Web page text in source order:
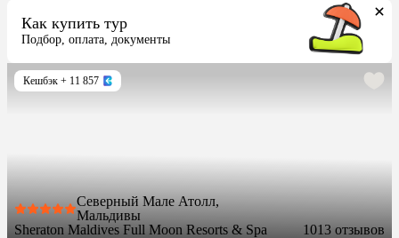
Как купить тур
Подбор, оплата, документы
Кешбэк + 11 857
Северный Мале Атолл,
Мальдивы
Sheraton Maldives Full Moon Resorts & Spa
1013 отзывов